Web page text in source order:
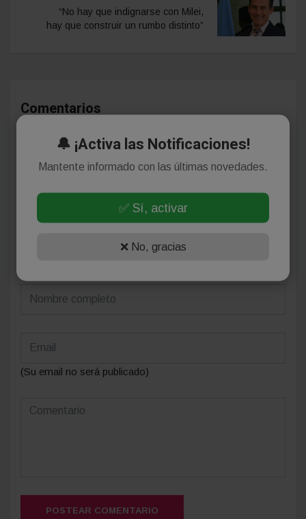
“No hay que indignarse con Milei,
hay que construir un rumbo distinto”
Comentarios
¡Sin comentarios aún!
Se el primero en comentar este artículo.
(Su email no será publicado)
POSTEAR COMENTARIO
🔔 ¡Activa las Notificaciones!
Mantente informado con las últimas novedades.
✅ Sí, activar
❌ No, gracias